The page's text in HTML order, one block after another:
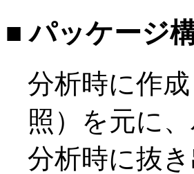
■ パッケージ
分析時に作
照）を元に
分析時に抜